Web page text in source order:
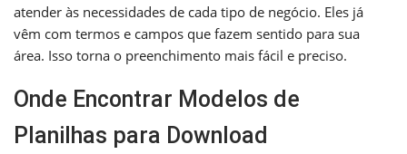
atender às necessidades de cada tipo de negócio. Eles já
vêm com termos e campos que fazem sentido para sua
área. Isso torna o preenchimento mais fácil e preciso.
Onde Encontrar Modelos de
Planilhas para Download